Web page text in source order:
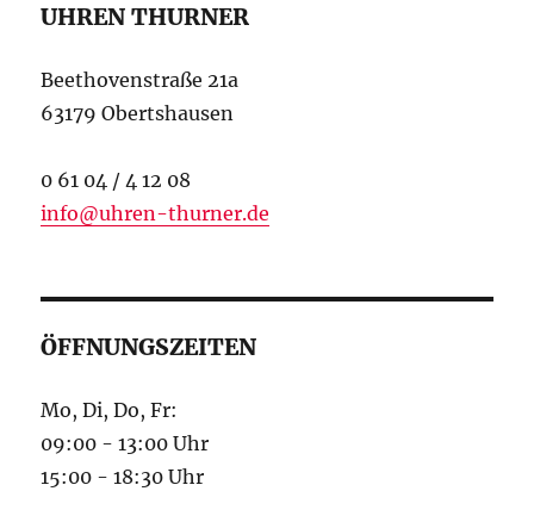
UHREN THURNER
Beethovenstraße 21a
63179 Obertshausen
0 61 04 / 4 12 08
info@uhren-thurner.de
ÖFFNUNGSZEITEN
Mo, Di, Do, Fr:
09:00 - 13:00 Uhr
15:00 - 18:30 Uhr